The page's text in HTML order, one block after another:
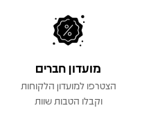
מועדון חברים
הצטרפו למועדון הלקוחות
וקבלו הטבות שוות